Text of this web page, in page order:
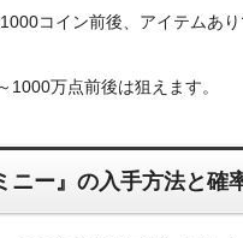
コイン前後、アイテムあ
1000万点前後は狙えます。
ニー』の入手方法と確